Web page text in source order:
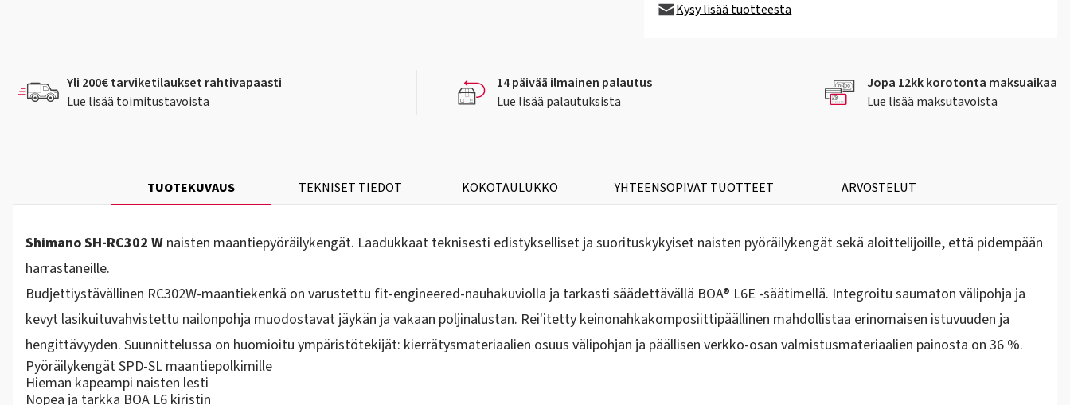
Kysy lisää tuotteesta
Yli 200€ tarviketilaukset rahtivapaasti
Lue lisää toimitustavoista
14 päivää ilmainen palautus
Lue lisää palautuksista
Jopa 12kk korotonta maksuaikaa
Lue lisää maksutavoista
TUOTEKUVAUS TEKNISET TIEDOT KOKOTAULUKKO YHTEENSOPIVAT TUOTTEET ARVOSTELUT
Shimano SH-RC302 W naisten maantiepyöräilykengät. Laadukkaat teknisesti edistykselliset ja suorituskykyiset naisten pyöräilykengät sekä aloittelijoille, että pidempään
harrastaneille.
Budjettiystävällinen RC302W-maantiekenkä on varustettu fit-engineered-nauhakuviolla ja tarkasti säädettävällä BOA® L6E -säätimellä. Integroitu saumaton välipohja ja
kevyt lasikuituvahvistettu nailonpohja muodostavat jäykän ja vakaan poljinalustan. Rei'itetty keinonahkakomposiittipäällinen mahdollistaa erinomaisen istuvuuden ja
hengittävyyden. Suunnittelussa on huomioitu ympäristötekijät: kierrätysmateriaalien osuus välipohjan ja päällisen verkko-osan valmistusmateriaalien painosta on 36 %.
Pyöräilykengät SPD-SL maantiepolkimille
Hieman kapeampi naisten lesti
Nopea ja tarkka BOA L6 kiristin